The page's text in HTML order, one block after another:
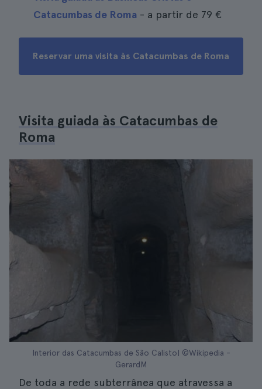
Catacumbas de Roma - a partir de 79 €
Reservar uma visita às Catacumbas de Roma
Visita guiada às Catacumbas de
Roma
Interior das Catacumbas de São Calisto| ©Wikipedia -
GerardM
De toda a rede subterrânea que atravessa a